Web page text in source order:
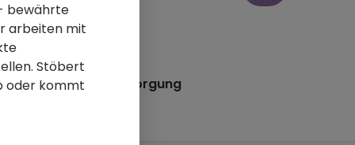
Altlackentsorgung
bewährte
arbeiten mit
Stöbert
oder kommt